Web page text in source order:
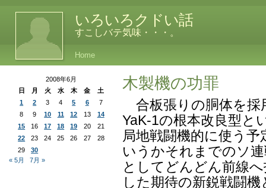
いろいろクドい話
すこしバテ気味・・・。
Home
木製機の功罪
合板張りの胴体を採
YaK-1の根本改良型と
局地戦闘機的に使う
いうかそれまでのソ
としてどんどん前線
した期待の新鋭戦闘
2008年6月
日
月 火 水 木 金
土
1
2 3 4 5 6
7
8
9 10 11 12 13
14
15
16 17 18 19 20
21
22
23 24 25 26 27
28
29
30
« 5月
7月 »